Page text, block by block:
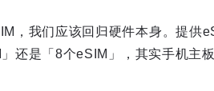
，我们应该回归硬件本身。提供
」还是「8个eSIM」，其实手机主